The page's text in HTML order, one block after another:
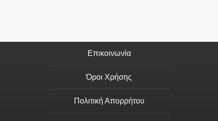
Επικοινωνία
Όροι Χρήσης
Πολιτική Απορρήτου